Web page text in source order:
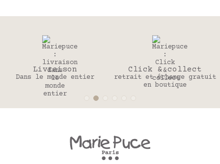
Livraison
Dans le monde entier
Click & collect
retrait et échange gratuit
en boutique